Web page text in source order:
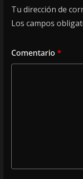
Tu dirección de
Los campos
Comentario *